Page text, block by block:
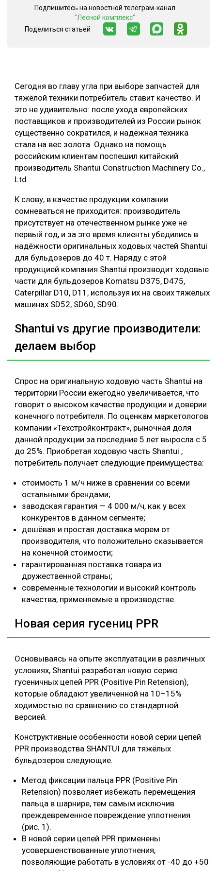
СУШКА ДРЕВЕСИНЫ
МЕБЕЛЬНОЕ ПРОИЗВОДСТВО
Сегодня во главу угла при выборе запчастей для
тяжёлой техники потребитель ставит качество. И
это не удивительно: после ухода европейских
поставщиков и производителей из России рынок
существенно сократился, и надёжная техника
стала на вес золота. Однако на помощь
российским клиентам поспешил китайский
производитель Shantui Construction Machinery Co.,
Ltd.
К слову, в качестве продукции компании
сомневаться не приходится: производитель
присутствует на отечественном рынке уже не
первый год, и за это время клиенты убедились в
надёжности оригинальных ходовых частей Shantui
для бульдозеров до 40 т. Наряду с этой
продукцией компания Shantui производит ходовые
части для бульдозеров Komatsu D375, D475,
Caterpillar D10, D11, используя их на своих тяжёлых
машинах SD52, SD60, SD90.
Shantui vs другие производители:
делаем выбор
Спрос на оригинальную ходовую часть Shantui на
территории России ежегодно увеличивается, что
говорит о высоком качестве продукции и доверии
конечного потребителя. По оценкам маркетологов
компании «Техстройконтракт», рыночная доля
данной продукции за последние 5 лет выросла с 5
до 25%. Приобретая ходовую часть Shantui ,
потребитель получает следующие преимущества:
стоимость 1 м/ч ниже в сравнении со всеми
остальными брендами;
заводская гарантия — 4 000 м/ч, как у всех
конкурентов в данном сегменте;
дешёвая и простая доставка морем от
производителя, что положительно сказывается
на конечной стоимости;
гарантированная поставка товара из
дружественной страны;
современные технологии и высокий контроль
качества, применяемые в производстве.
Новая серия гусениц PPR
Основываясь на опыте эксплуатации в различных
условиях, Shantui разработал новую серию
гусеничных цепей PPR (Positive Pin Retension),
которые обладают увеличенной на 10–15%
ходимостью по сравнению со стандартной
версией.
Конструктивные особенности новой серии цепей
PPR производства SHANTUI для тяжёлых
бульдозеров следующие.
Метод фиксации пальца PPR (Positive Pin
Retension) позволяет избежать перемещения
пальца в шарнире, тем самым исключив
преждевременное повреждение уплотнения
(рис. 1).
В новой серии цепей PPR применены
усовершенствованные уплотнения,
позволяющие работать в условиях от -40 до +50
Подпишитесь на новостной телеграм-канал
"Лесной комплекс"
Поделиться статьей